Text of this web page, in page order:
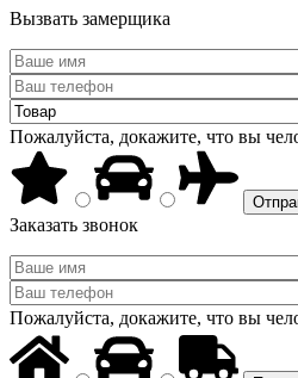
Вызвать замерщика
Пожалуйста, докажите, что вы
Заказать звонок
Пожалуйста, докажите, что вы